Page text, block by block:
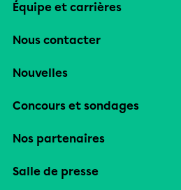
Équipe et carrières
Nous contacter
Nouvelles
Concours et sondages
Nos partenaires
Salle de presse